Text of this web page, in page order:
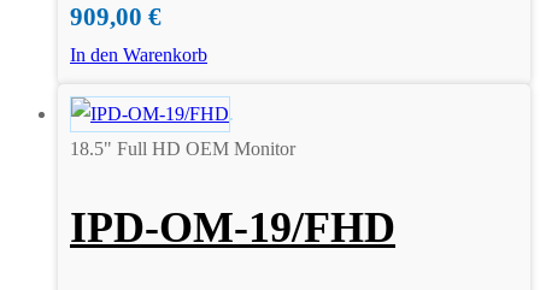
909,00 €
In den Warenkorb
18.5" Full HD OEM Monitor
IPD-OM-19/FHD